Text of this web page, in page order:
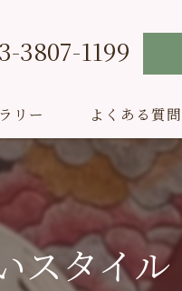
3807-1199
)
リー よくある質問
スタイル